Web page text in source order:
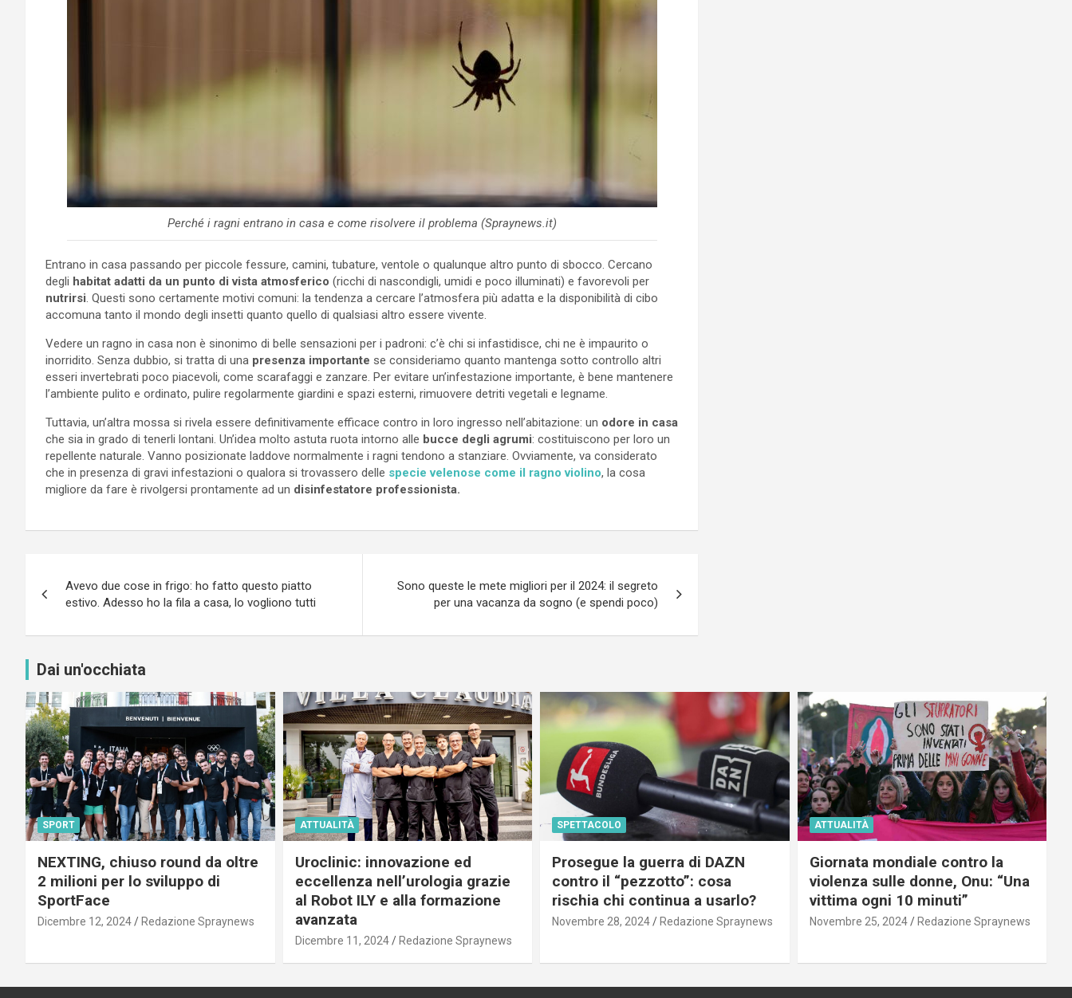
Perché i ragni entrano in casa e come risolvere il problema (Spraynews.it)
Entrano in casa passando per piccole fessure, camini, tubature, ventole o qualunque altro punto di sbocco. Cercano
degli habitat adatti da un punto di vista atmosferico (ricchi di nascondigli, umidi e poco illuminati) e favorevoli per
nutrirsi . Questi sono certamente motivi comuni: la tendenza a cercare l’atmosfera più adatta e la disponibilità di cibo
accomuna tanto il mondo degli insetti quanto quello di qualsiasi altro essere vivente.
Vedere un ragno in casa non è sinonimo di belle sensazioni per i padroni: c’è chi si infastidisce, chi ne è impaurito o
inorridito. Senza dubbio, si tratta di una presenza importante se consideriamo quanto mantenga sotto controllo altri
esseri invertebrati poco piacevoli, come scarafaggi e zanzare. Per evitare un’infestazione importante, è bene mantenere
l’ambiente pulito e ordinato, pulire regolarmente giardini e spazi esterni, rimuovere detriti vegetali e legname.
Tuttavia, un’altra mossa si rivela essere definitivamente efficace contro in loro ingresso nell’abitazione: un odore in casa
che sia in grado di tenerli lontani. Un’idea molto astuta ruota intorno alle bucce degli agrumi: costituiscono per loro un
repellente naturale. Vanno posizionate laddove normalmente i ragni tendono a stanziare. Ovviamente, va considerato
che in presenza di gravi infestazioni o qualora si trovassero delle specie velenose come il ragno violino, la cosa
migliore da fare è rivolgersi prontamente ad un disinfestatore professionista.
articoli
Avevo due cose in frigo: ho fatto questo piatto
estivo. Adesso ho la fila a casa, lo vogliono tutti
Sono queste le mete migliori per il 2024: il segreto
per una vacanza da sogno (e spendi poco)
Dai un'occhiata
SPORT
NEXTING, chiuso round da oltre
2 milioni per lo sviluppo di
SportFace
Dicembre 12, 2024 Redazione Spraynews
ATTUALITÀ
Uroclinic: innovazione ed
eccellenza nell’urologia grazie
al Robot ILY e alla formazione
avanzata
Dicembre 11, 2024 Redazione Spraynews
SPETTACOLO
Prosegue la guerra di DAZN
contro il “pezzotto”: cosa
rischia chi continua a usarlo?
Novembre 28, 2024 Redazione Spraynews
ATTUALITÀ
Giornata mondiale contro la
violenza sulle donne, Onu: “Una
vittima ogni 10 minuti”
Novembre 25, 2024 Redazione Spraynews